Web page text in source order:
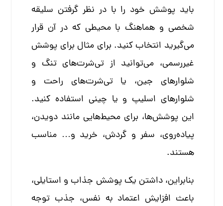
باید پوشش خود را با در نظر گرفتن سلیقه
شخصی و هماهنگ با محیطی که در آن قرار
می‌گیرید انتخاب کنید. برای مثال برای پوشش
غیررسمی، می‌توانید از تی‌شرت‌های تنگ و
شلوارهای جین، یا تی‌شرت‌های راحت و
شلوارهای اسلیپ و یا چینی استفاده کنید.
این پوشش‌ها، برای محیط‌هایی مانند دویدن،
پیاده‌روی، سفر و گردش، خرید و… مناسب
هستند.
بنابراین، داشتن یک پوشش جذاب و استایلی،
باعث افزایش اعتماد به نفس، جذب توجه